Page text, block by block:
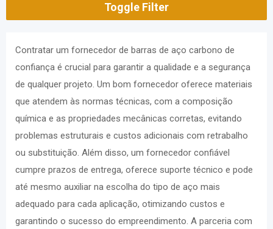
Toggle Filter
Contratar um fornecedor de barras de aço carbono de
confiança é crucial para garantir a qualidade e a segurança
de qualquer projeto. Um bom fornecedor oferece materiais
que atendem às normas técnicas, com a composição
química e as propriedades mecânicas corretas, evitando
problemas estruturais e custos adicionais com retrabalho
ou substituição. Além disso, um fornecedor confiável
cumpre prazos de entrega, oferece suporte técnico e pode
até mesmo auxiliar na escolha do tipo de aço mais
adequado para cada aplicação, otimizando custos e
garantindo o sucesso do empreendimento. A parceria com